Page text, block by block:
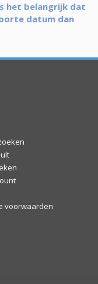
het belangrijk dat
datum dan
voorwaarden